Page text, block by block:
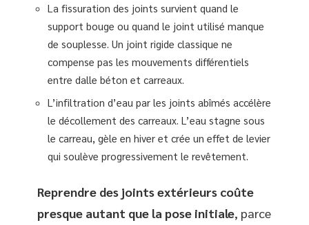
La fissuration des joints survient quand le
support bouge ou quand le joint utilisé manque
de souplesse. Un joint rigide classique ne
compense pas les mouvements différentiels
entre dalle béton et carreaux.
L’infiltration d’eau par les joints abîmés accélère
le décollement des carreaux. L’eau stagne sous
le carreau, gèle en hiver et crée un effet de levier
qui soulève progressivement le revêtement.
Reprendre des joints extérieurs coûte
presque autant que la pose initiale, parce